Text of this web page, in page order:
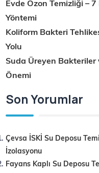
Evde Ozon Temizliği –
Yöntemi
Koliform Bakteri
Yolu
Suda Üreyen Bakteriler
Önemi
Son Yorumlar
Çevsa İSKİ Su Deposu
İzolasyonu
Fayans Kaplı Su Deposu